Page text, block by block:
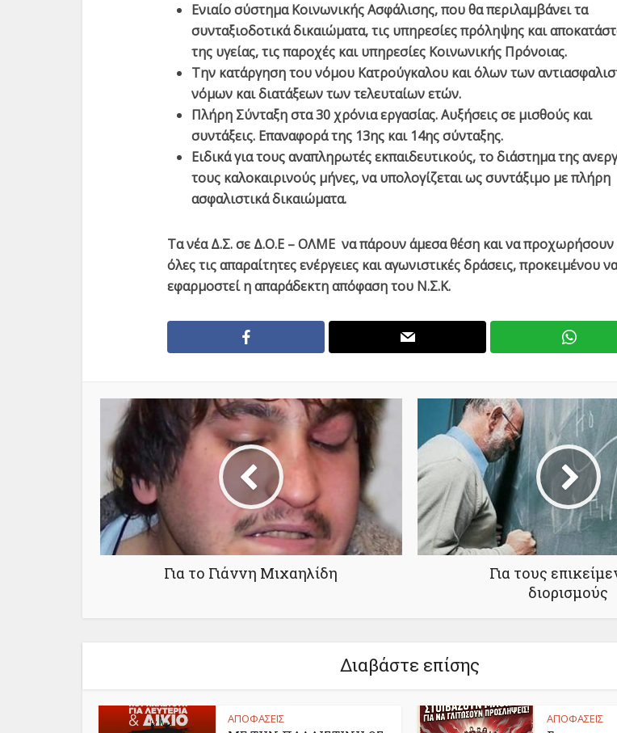
Ενιαίο σύστημα Κοινωνικής Ασφάλισης, που θα περιλαμβάνει τα
συνταξιοδοτικά δικαιώματα, τις υπηρεσίες πρόληψης και
της υγείας, τις παροχές και υπηρεσίες Κοινωνικής Πρόνοιας.
Την κατάργηση του νόμου Κατρούγκαλου και όλων των
νόμων και διατάξεων των τελευταίων ετών.
Πλήρη Σύνταξη στα 30 χρόνια εργασίας. Αυξήσεις σε μισθούς και
συντάξεις. Επαναφορά της 13ης και 14ης σύνταξης.
Ειδικά για τους αναπληρωτές εκπαιδευτικούς, το διάστημα της
τους καλοκαιρινούς μήνες, να υπολογίζεται ως συντάξιμο με πλήρη
ασφαλιστικά δικαιώματα.
Τα νέα Δ.Σ. σε Δ.Ο.Ε – ΟΛΜΕ να πάρουν άμεσα θέση και να προχωρήσουν
όλες τις απαραίτητες ενέργειες και αγωνιστικές δράσεις, προκειμένου
εφαρμοστεί η απαράδεκτη απόφαση του Ν.Σ.Κ.
Για το Γιάννη Μιχαηλίδη
Για τους
διορισμούς
Διαβάστε επίσης
ΑΠΟΦΑΣΕΙΣ ΑΠΟΦΑΣΕΙΣ